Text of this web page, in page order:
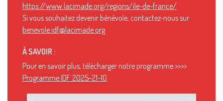
https://www.lacimade.org/regions/ile-de-france/
Si vous souhaitez devenir bénévole, contactez-nous sur
benevole.idf@lacimade.org
À SAVOIR :
Pour en savoir plus, télécharger notre programme >>>>
Programme IDF 2025-21-10